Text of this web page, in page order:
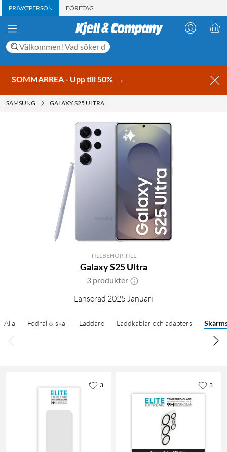
PRIVATPERSON FÖRETAG
SOMMARREA - Upp till 50% →
SAMSUNG GALAXY S25 ULTRA
TILLBEHÖR TILL
Galaxy S25 Ultra
3 produkter
Lanserad 2025 Januari
Alla Fodral & skal Laddare Laddkablar och adapters
3 3